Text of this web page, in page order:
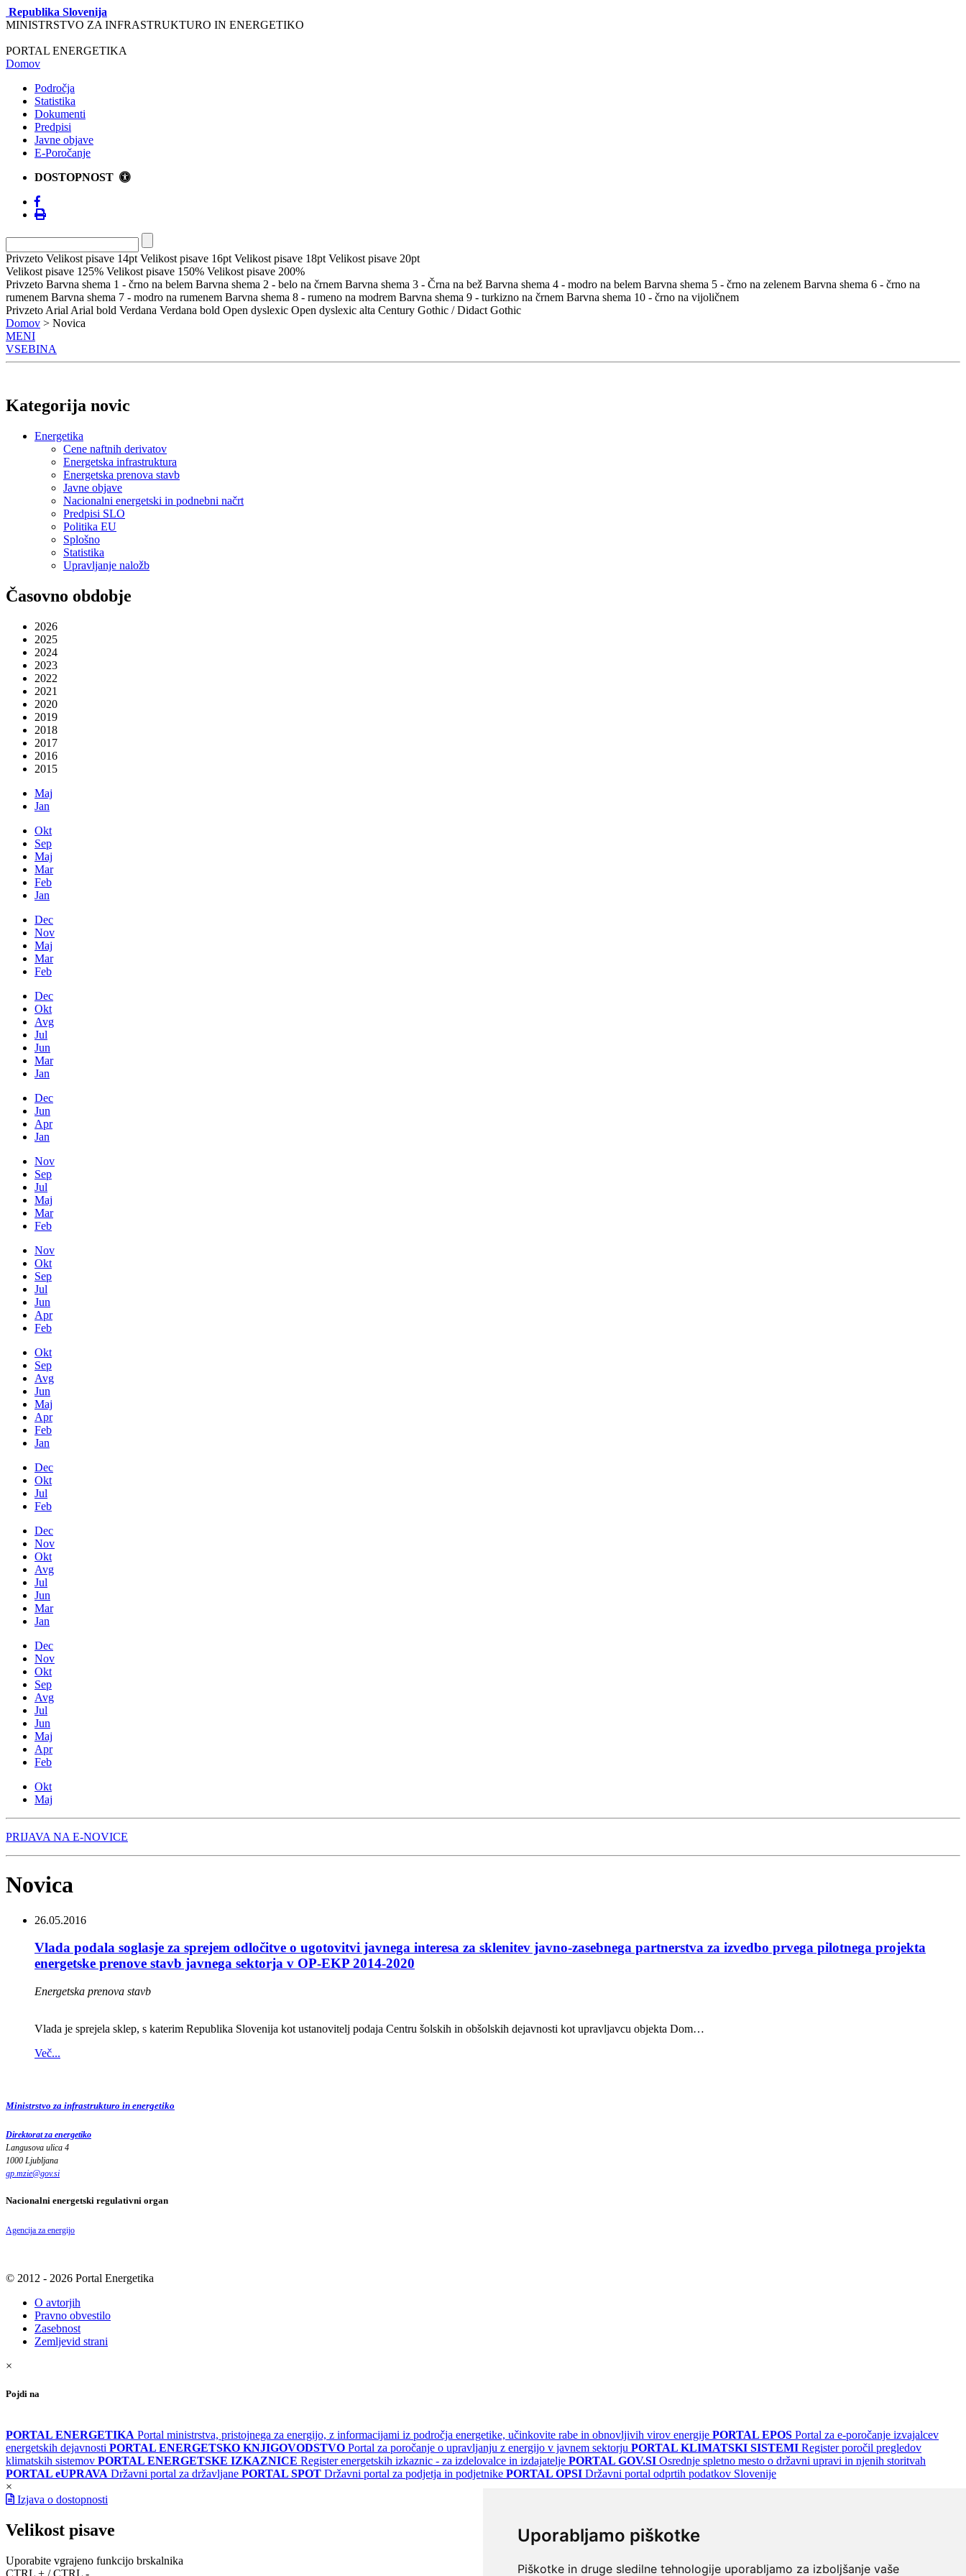
Uporabljamo piškotke
Piškotke in druge sledilne tehnologije uporabljamo za izboljšanje vaše
Republika Slovenija
MINISTRSTVO ZA INFRASTRUKTURO IN ENERGETIKO
PORTAL ENERGETIKA
Domov
Področja
Statistika
Dokumenti
Predpisi
Javne objave
E-Poročanje
DOSTOPNOST
Privzeto Velikost pisave 14pt Velikost pisave 16pt Velikost pisave 18pt Velikost pisave 20pt
Velikost pisave 125% Velikost pisave 150% Velikost pisave 200%
Privzeto Barvna shema 1 - črno na belem Barvna shema 2 - belo na črnem Barvna shema 3 - Črna na bež Barvna shema 4 - modro na belem Barvna shema 5 - črno na zelenem Barvna shema 6 - črno na
rumenem Barvna shema 7 - modro na rumenem Barvna shema 8 - rumeno na modrem Barvna shema 9 - turkizno na črnem Barvna shema 10 - črno na vijoličnem
Privzeto Arial Arial bold Verdana Verdana bold Open dyslexic Open dyslexic alta Century Gothic / Didact Gothic
Domov > Novica
MENI
VSEBINA
Kategorija novic
Energetika
Cene naftnih derivatov
Energetska infrastruktura
Energetska prenova stavb
Javne objave
Nacionalni energetski in podnebni načrt
Predpisi SLO
Politika EU
Splošno
Statistika
Upravljanje naložb
Časovno obdobje
2026
2025
2024
2023
2022
2021
2020
2019
2018
2017
2016
2015
Maj
Jan
Okt
Sep
Maj
Mar
Feb
Jan
Dec
Nov
Maj
Mar
Feb
Dec
Okt
Avg
Jul
Jun
Mar
Jan
Dec
Jun
Apr
Jan
Nov
Sep
Jul
Maj
Mar
Feb
Nov
Okt
Sep
Jul
Jun
Apr
Feb
Okt
Sep
Avg
Jun
Maj
Apr
Feb
Jan
Dec
Okt
Jul
Feb
Dec
Nov
Okt
Avg
Jul
Jun
Mar
Jan
Dec
Nov
Okt
Sep
Avg
Jul
Jun
Maj
Apr
Feb
Okt
Maj
PRIJAVA NA E-NOVICE
Novica
26.05.2016
Vlada podala soglasje za sprejem odločitve o ugotovitvi javnega interesa za sklenitev javno-zasebnega partnerstva za izvedbo prvega pilotnega projekta
energetske prenove stavb javnega sektorja v OP-EKP 2014-2020
Energetska prenova stavb
Vlada je sprejela sklep, s katerim Republika Slovenija kot ustanovitelj podaja Centru šolskih in obšolskih dejavnosti kot upravljavcu objekta Dom…
Več...
Ministrstvo za infrastrukturo in energetiko
Direktorat za energetiko
Langusova ulica 4
1000 Ljubljana
gp.mzie@gov.si
Nacionalni energetski regulativni organ
Agencija za energijo
© 2012 - 2026 Portal Energetika
O avtorjih
Pravno obvestilo
Zasebnost
Zemljevid strani
×
Pojdi na
PORTAL ENERGETIKA Portal ministrstva, pristojnega za energijo, z informacijami iz področja energetike, učinkovite rabe in obnovljivih virov energije PORTAL EPOS Portal za e-poročanje izvajalcev
energetskih dejavnosti PORTAL ENERGETSKO KNJIGOVODSTVO Portal za poročanje o upravljanju z energijo v javnem sektorju PORTAL KLIMATSKI SISTEMI Register poročil pregledov
klimatskih sistemov PORTAL ENERGETSKE IZKAZNICE Register energetskih izkaznic - za izdelovalce in izdajatelje PORTAL GOV.SI Osrednje spletno mesto o državni upravi in njenih storitvah
PORTAL eUPRAVA Državni portal za državljane PORTAL SPOT Državni portal za podjetja in podjetnike PORTAL OPSI Državni portal odprtih podatkov Slovenije
×
Izjava o dostopnosti
Velikost pisave
Uporabite vgrajeno funkcijo brskalnika
CTRL + / CTRL -